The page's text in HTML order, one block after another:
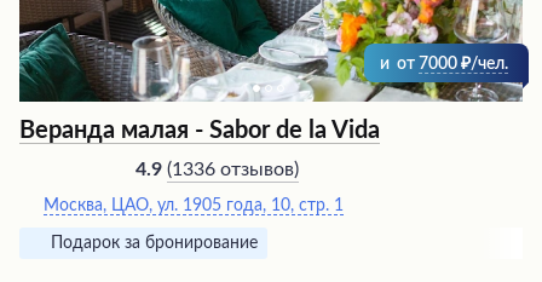
и от 7000 /чел.
Веранда малая - Sabor de la Vida
4.9 (1336 отзывов)
Москва, ЦАО, ул. 1905 года, 10, стр. 1
Подарок за бронирование